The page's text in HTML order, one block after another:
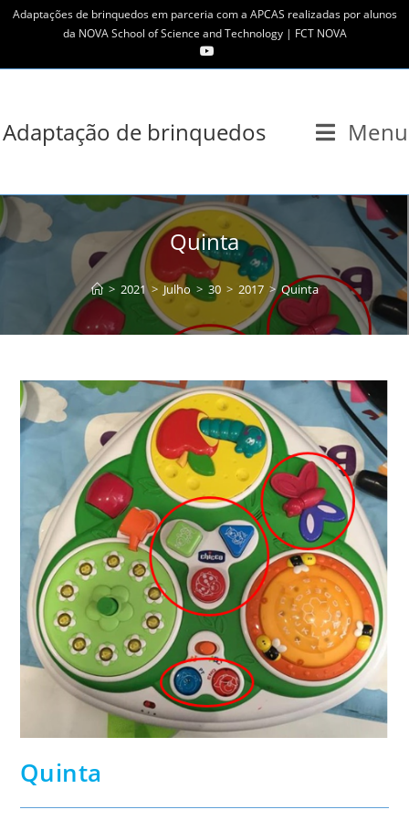
SkipAdaptações de brinquedos em parceria com a APCAS realizadas por alunos
da NOVA School of Science and Technology | FCT NOVA
Adaptação de brinquedos Menu
Quinta
> 2021 > Julho > 30 > 2017 > Quinta
Quinta